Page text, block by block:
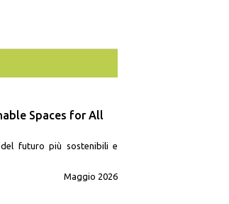
Spaces for All
futuro più sostenibili e
Maggio 2026